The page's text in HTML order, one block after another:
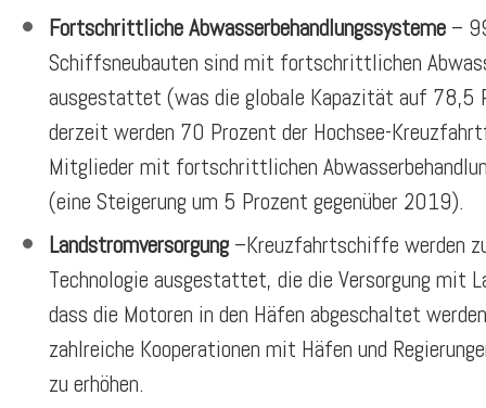
Fortschrittliche Abwasserbehandlungssysteme –
Schiffsneubauten sind mit fortschrittlichen
ausgestattet (was die globale Kapazität auf 78,5
derzeit werden 70 Prozent der Hochsee-
Mitglieder mit fortschrittlichen
(eine Steigerung um 5 Prozent gegenüber 2019).
Landstromversorgung –Kreuzfahrtschiffe werden
Technologie ausgestattet, die die Versorgung mit
dass die Motoren in den Häfen abgeschaltet
zahlreiche Kooperationen mit Häfen und
zu erhöhen.